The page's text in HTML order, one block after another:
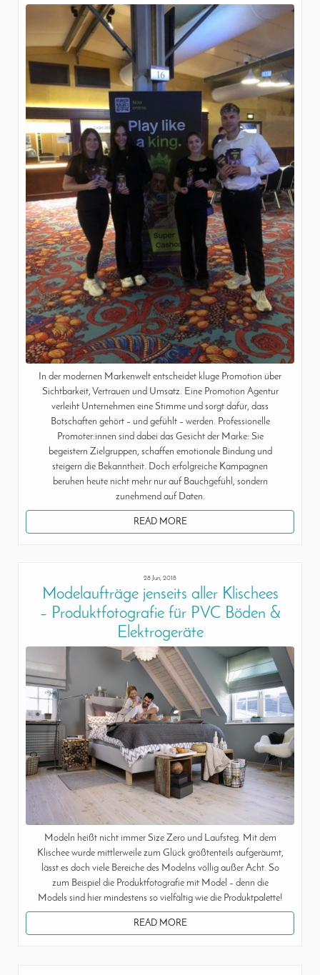
In der modernen Markenwelt entscheidet kluge Promotion über
Sichtbarkeit, Vertrauen und Umsatz. Eine Promotion Agentur
verleiht Unternehmen eine Stimme und sorgt dafür, dass
Botschaften gehört – und gefühlt – werden. Professionelle
Promoter:innen sind dabei das Gesicht der Marke: Sie
begeistern Zielgruppen, schaffen emotionale Bindung und
steigern die Bekanntheit. Doch erfolgreiche Kampagnen
beruhen heute nicht mehr nur auf Bauchgefühl, sondern
zunehmend auf Daten.
READ MORE
28 Jun, 2018
Modelaufträge jenseits aller Klischees
– Produktfotografie für PVC Böden &
Elektrogeräte
Modeln heißt nicht immer Size Zero und Laufsteg. Mit dem
Klischee wurde mittlerweile zum Glück größtenteils aufgeräumt,
lässt es doch viele Bereiche des Modelns völlig außer Acht. So
zum Beispiel die Produktfotografie mit Model – denn die
Models sind hier mindestens so vielfältig wie die Produktpalette!
READ MORE